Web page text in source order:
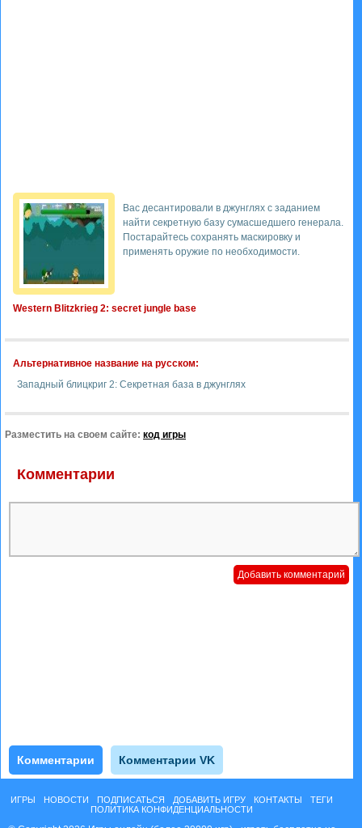
Western Blitzkrieg 2: secret jungle base
Вас десантировали в джунглях с заданием
найти секретную базу сумасшедшего генерала.
Постарайтесь сохранять маскировку и
применять оружие по необходимости.
Альтернативное название на русском:
Западный блицкриг 2: Секретная база в джунглях
Разместить на своем сайте: код игры
Комментарии
Комментарии Комментарии VK
ИГРЫ НОВОСТИ ПОДПИСАТЬСЯ ДОБАВИТЬ ИГРУ КОНТАКТЫ
ТЕГИ
ПОЛИТИКА КОНФИДЕНЦИАЛЬНОСТИ